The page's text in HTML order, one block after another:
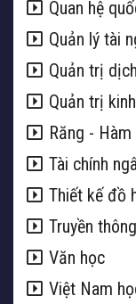
Quan hệ
Quản lý tài
Quản trị
Quản trị
Răng -
Tài chính
Thiết kế đồ
Truyền
Văn học
Việt Nam